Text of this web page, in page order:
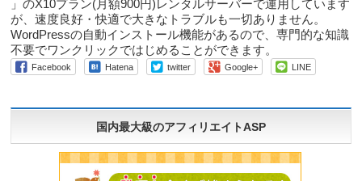
」のX10プラン(月額900円)レンタルサーバーで運用しています
が、速度良好・快適で大きなトラブルも一切ありません。
WordPressの自動インストール機能があるので、専門的な知識
不要でワンクリックではじめることができます。
Facebook Hatena twitter Google+ LINE
国内最大級のアフィリエイトASP